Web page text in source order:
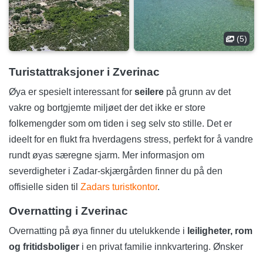
(5)
Turistattraksjoner i Zverinac
Øya er spesielt interessant for seilere på grunn av det
vakre og bortgjemte miljøet der det ikke er store
folkemengder som om tiden i seg selv sto stille. Det er
ideelt for en flukt fra hverdagens stress, perfekt for å vandre
rundt øyas særegne sjarm. Mer informasjon om
severdigheter i Zadar-skjærgården finner du på den
offisielle siden til Zadars turistkontor.
Overnatting i Zverinac
Overnatting på øya finner du utelukkende i leiligheter, rom
og fritidsboliger i en privat familie innkvartering. Ønsker